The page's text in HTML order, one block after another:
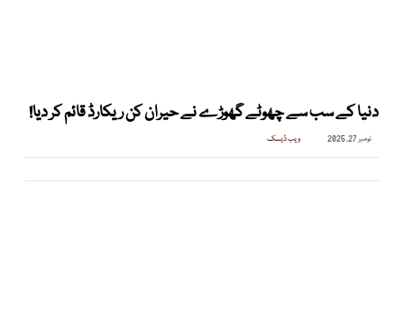
دنیا کے سب سے چھوٹے گھوڑے نے حیران کن ریکارڈ قائم کر دیا!
نومبر 27, 2025 ویب ڈیسک